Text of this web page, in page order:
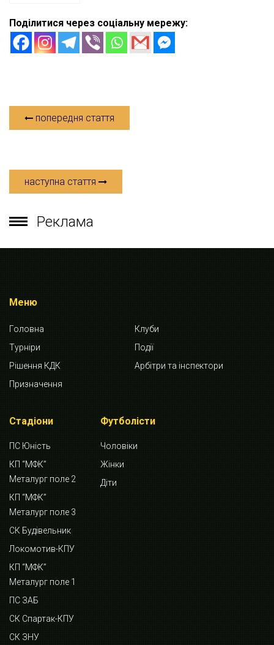
Поділитися через соціальну мережу:
попередня стаття
наступна стаття
Реклама
Меню
Головна
Клуби
Турніри
Події
Рішення КДК
Арбітри та інспектори
Призначення
Стадіони
ПС Юність
КП “МФК”
Металург поле 2
КП “МФК”
Металург поле 3
СК Будівельник
Локомотив-КПУ
КП “МФК”
Металург поле 1
ПС ЗАБ
СК Спартак-КПУ
СК ЗНУ
Футболісти
Чоловіки
Жінки
Діти